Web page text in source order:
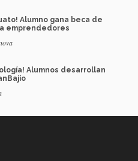
Alumno gana beca de
emprendedores
Alumnos desarrollan